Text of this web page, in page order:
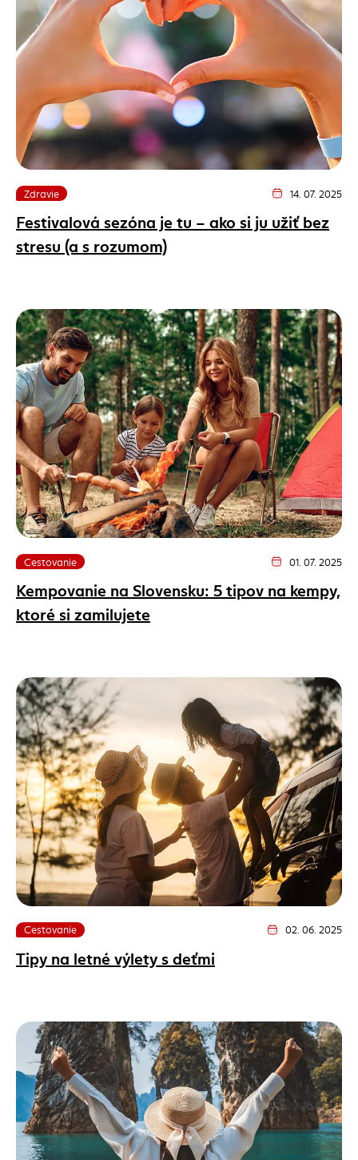
Zdravie Dátum vydania
14. 07. 2025
Festivalová sezóna je tu – ako si ju užiť bez
stresu (a s rozumom)
Cestovanie Dátum vydania
01. 07. 2025
Kempovanie na Slovensku: 5 tipov na kempy,
ktoré si zamilujete
Cestovanie Dátum vydania
02. 06. 2025
Tipy na letné výlety s deťmi